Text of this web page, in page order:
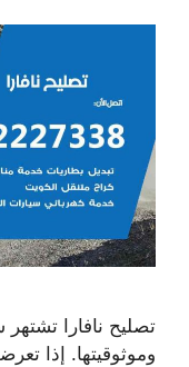
تصليح نافارا تشتهر
وموثوقيتها. إذا